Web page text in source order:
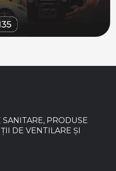
PRODUSE
DE VENTILARE ȘI